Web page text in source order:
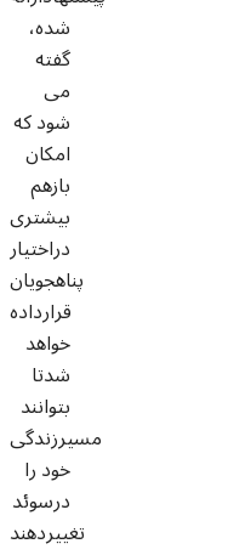
شده،
گفته
می
شود که
امکان
بازهم
بیشتری
دراختیار
پناهجویان
قرارداده
خواهد
شدتا
بتوانند
مسیرزندگی
خود را
درسوئد
تغییردهند